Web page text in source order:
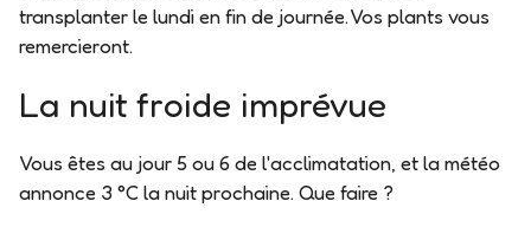
transplanter le lundi en fin de journée. Vos plants vous
remercieront.
La nuit froide imprévue
Vous êtes au jour 5 ou 6 de l'acclimatation, et la météo
annonce 3 °C la nuit prochaine. Que faire ?